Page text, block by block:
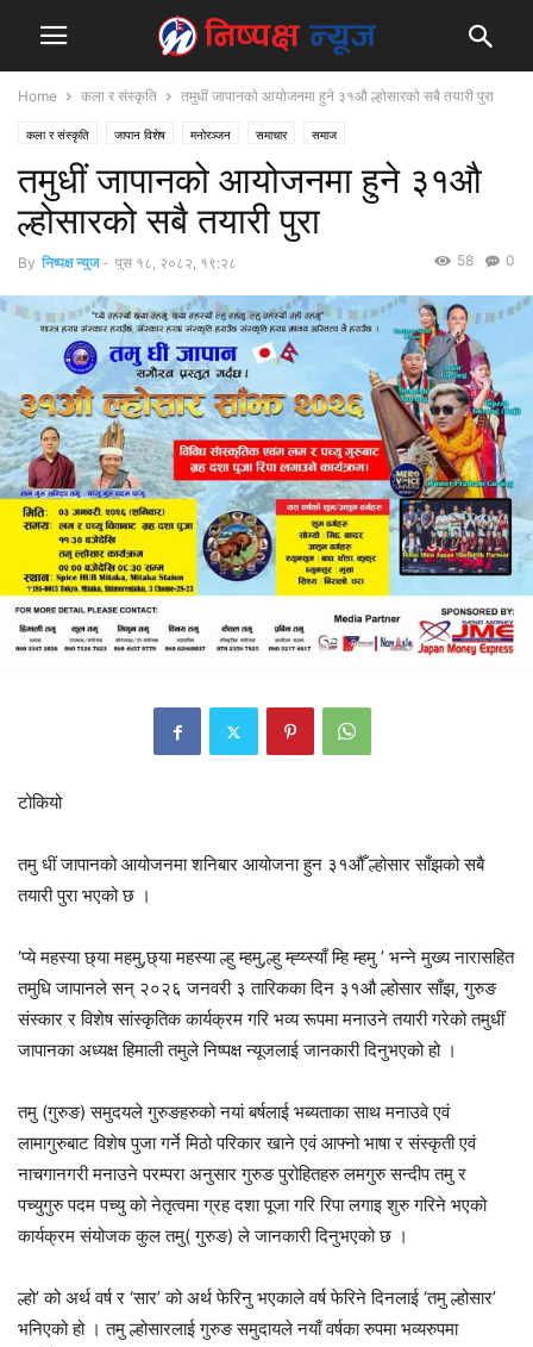
Home कला र संस्कृति तमुधीं जापानको आयोजनमा हुने ३१औ ल्होसारको सबै तयारी पुरा
कला र संस्कृति जापान विशेष मनोरञ्जन समाचार समाज
तमुधीं जापानको आयोजनमा हुने ३१औ
ल्होसारको सबै तयारी पुरा
By निष्पक्ष न्युज - पुस १८, २०८२, १९:२८ 0
58
टोकियो
तमु धीं जापानको आयोजनमा शनिबार आयोजना हुन ३१औँ ल्होसार साँझको सबै
तयारी पुरा भएको छ ।
‘प्ये महस्या छ्या महमु,छ्या महस्या ल्हु म्हमु,ल्हु म्ह्य्स्याँ म्हि म्हमु ’ भन्ने मुख्य नारासहित
तमुधि जापानले सन् २०२६ जनवरी ३ तारिकका दिन ३१औ ल्होसार साँझ, गुरुङ
संस्कार र विशेष सांस्कृतिक कार्यक्रम गरि भव्य रूपमा मनाउने तयारी गरेको तमुधीं
जापानका अध्यक्ष हिमाली तमुले निष्पक्ष न्यूजलाई जानकारी दिनुभएको हो ।
तमु (गुरुङ) समुदयले गुरुङहरुको नयां बर्षलाई भब्यताका साथ मनाउवे एवं
लामागुरुबाट विशेष पुजा गर्ने मिठो परिकार खाने एवं आफ्नो भाषा र संस्कृती एवं
नाचगानगरी मनाउने परम्परा अनुसार गुरुङ पुरोहितहरु लमगुरु सन्दीप तमु र
पच्युगुरु पदम पच्यु को नेतृत्वमा ग्रह दशा पूजा गरि रिपा लगाइ शुरु गरिने भएको
कार्यक्रम संयोजक कुल तमु( गुरुङ) ले जानकारी दिनुभएको छ ।
ल्हो’ को अर्थ वर्ष र ‘सार’ को अर्थ फेरिनु भएकाले वर्ष फेरिने दिनलाई ‘तमु ल्होसार’
भनिएको हो । तमु ल्होसारलाई गुरुङ समुदायले नयाँ वर्षका रुपमा भव्यरुपमा